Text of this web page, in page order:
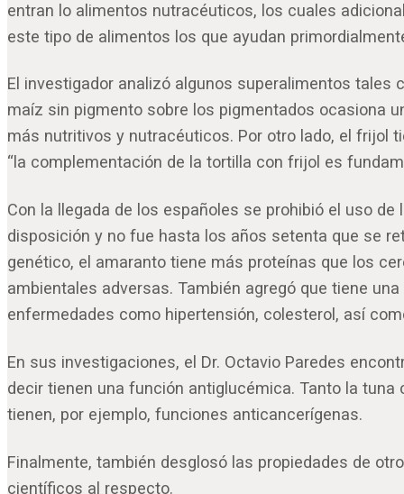
entran lo alimentos nutracéuticos, los cuales
este tipo de alimentos los que ayudan
El investigador analizó algunos superalimentos tales
maíz sin pigmento sobre los pigmentados ocasiona
más nutritivos y nutracéuticos. Por otro lado, el frijol
“la complementación de la tortilla con frijol es
Con la llegada de los españoles se prohibió el uso
disposición y no fue hasta los años setenta que se
genético, el amaranto tiene más proteínas que los
ambientales adversas. También agregó que tiene
enfermedades como hipertensión, colesterol, así
En sus investigaciones, el Dr. Octavio Paredes
decir tienen una función antiglucémica. Tanto la
tienen, por ejemplo, funciones anticancerígenas.
Finalmente, también desglosó las propiedades de
científicos al respecto.